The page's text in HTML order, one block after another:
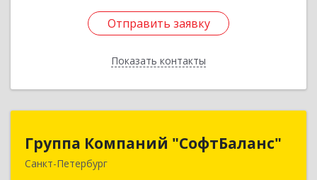
Отправить заявку
Показать контакты
Отправить заявку
Назад
Группа Компаний "СофтБаланс"
Санкт-Петербург
Группа Компаний "СофтБаланс"
195112, Санкт-Петербург г, Заневский пр-кт,